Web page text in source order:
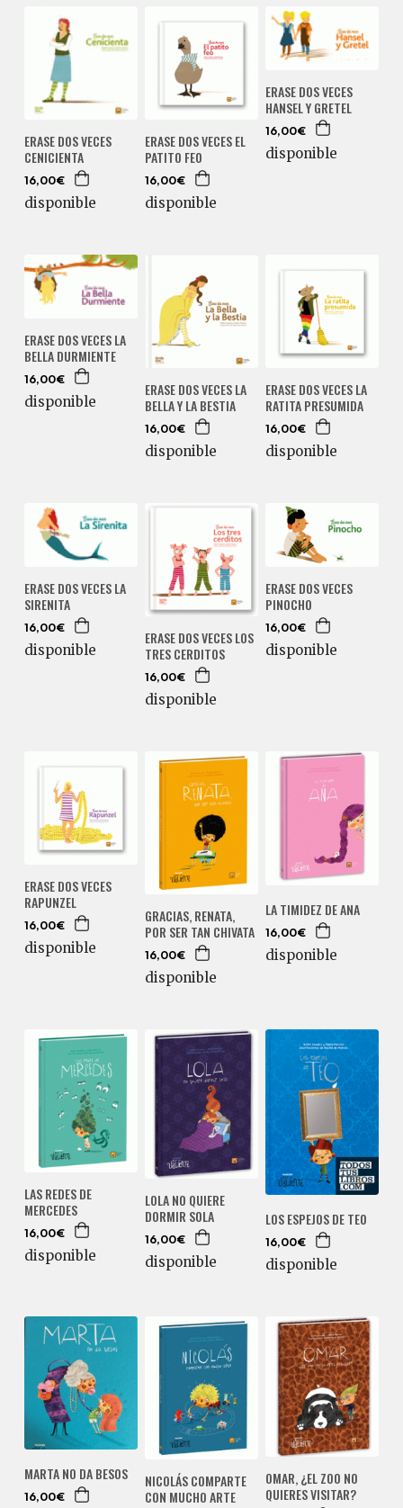
ERASE DOS VECES
CENICIENTA
16,00€
disponible
ERASE DOS VECES EL
PATITO FEO
16,00€
disponible
ERASE DOS VECES
HANSEL Y GRETEL
16,00€
disponible
ERASE DOS VECES LA
BELLA DURMIENTE
16,00€
disponible
ERASE DOS VECES LA
BELLA Y LA BESTIA
16,00€
disponible
ERASE DOS VECES LA
RATITA PRESUMIDA
16,00€
disponible
ERASE DOS VECES LA
SIRENITA
16,00€
disponible
ERASE DOS VECES LOS
TRES CERDITOS
16,00€
disponible
ERASE DOS VECES
PINOCHO
16,00€
disponible
ERASE DOS VECES
RAPUNZEL
16,00€
disponible
GRACIAS, RENATA,
POR SER TAN CHIVATA
16,00€
disponible
LA TIMIDEZ DE ANA
16,00€
disponible
LAS REDES DE
MERCEDES
16,00€
disponible
LOLA NO QUIERE
DORMIR SOLA
16,00€
disponible
LOS ESPEJOS DE TEO
16,00€
disponible
MARTA NO DA BESOS
16,00€
NICOLÁS COMPARTE
CON MUCHO ARTE
OMAR, ¿EL ZOO NO
QUIERES VISITAR?